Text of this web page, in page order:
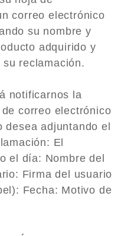
correo electrónico
su nombre y
adquirido y
reclamación.
notificarnos la
correo electrónico
adjuntando el
El
el día: Nombre del
Firma del usuario
Fecha: Motivo de